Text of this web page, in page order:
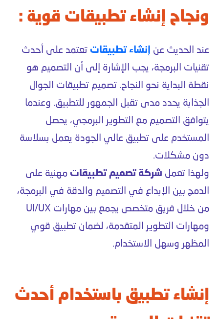
ونجاح إنشاء تطبيقات قوية :
عند الحديث عن إنشاء تطبيقات تعتمد على أحدث
تقنيات البرمجة، يجب الإشارة إلى أن التصميم هو
نقطة البداية نحو النجاح. تصميم تطبيقات الجوال
الجذابة يحدد مدى تقبل الجمهور للتطبيق. وعندما
يتوافق التصميم مع التطوير البرمجي، يحصل
المستخدم على تطبيق عالي الجودة يعمل بسلاسة
دون مشكلات.
ولهذا تعمل شركة تصميم تطبيقات مهنية على
الدمج بين الإبداع في التصميم والدقة في البرمجة،
من خلال فريق متخصص يجمع بين مهارات UI/UX
ومهارات التطوير المتقدمة، لضمان تطبيق قوي
المظهر وسهل الاستخدام.
إنشاء تطبيق باستخدام أحدث